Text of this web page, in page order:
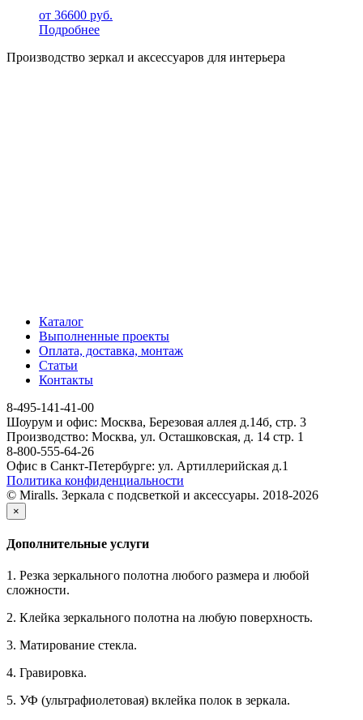
от 36600 руб.
Подробнее
Производство зеркал и аксессуаров для интерьера
Каталог
Выполненные проекты
Оплата, доставка, монтаж
Статьи
Контакты
8-495-141-41-00
Шоурум и офис: Москва, Березовая аллея д.14б, стр. 3
Производство: Москва, ул. Осташковская, д. 14 стр. 1
8-800-555-64-26
Офис в Санкт-Петербурге: ул. Артиллерийская д.1
Политика конфиденциальности
© Miralls. Зеркала с подсветкой и аксессуары. 2018-2026
×
Дополнительные услуги
1. Резка зеркального полотна любого размера и любой
сложности.
2. Клейка зеркального полотна на любую поверхность.
3. Матирование стекла.
4. Гравировка.
5. УФ (ультрафиолетовая) вклейка полок в зеркала.